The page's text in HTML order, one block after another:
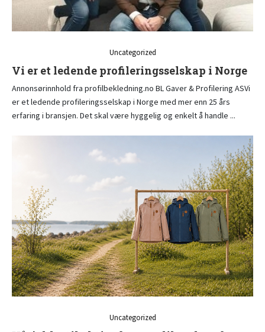
Uncategorized
Vi er et ledende profileringsselskap i Norge
Annonsørinnhold fra profilbekledning.no BL Gaver & Profilering ASVi
er et ledende profileringsselskap i Norge med mer enn 25 års
erfaring i bransjen. Det skal være hyggelig og enkelt å handle ...
Uncategorized